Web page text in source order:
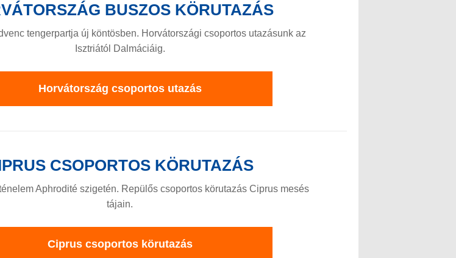
BUSZOS KÖRUTAZÁS
tengerpartja új köntösben. Horvátországi csoportos utazásunk az
Isztriától Dalmáciáig.
Horvátország csoportos utazás
CSOPORTOS KÖRUTAZÁS
Aphrodité szigetén. Repülős csoportos körutazás Ciprus mesés
tájain.
Ciprus csoportos körutazás